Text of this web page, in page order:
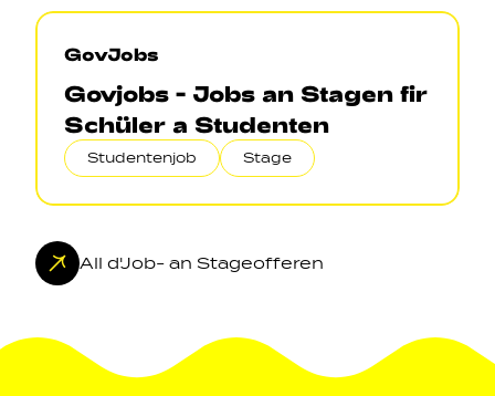
GovJobs
Govjobs - Jobs an Stagen fir
Schüler a Studenten
Studentenjob Stage
All d'Job- an Stageofferen